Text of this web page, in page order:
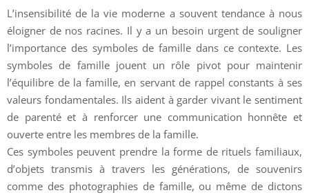
L’insensibilité de la vie moderne a souvent tendance à nous
éloigner de nos racines. Il y a un besoin urgent de souligner
l’importance des symboles de famille dans ce contexte. Les
symboles de famille jouent un rôle pivot pour maintenir
l’équilibre de la famille, en servant de rappel constants à ses
valeurs fondamentales. Ils aident à garder vivant le sentiment
de parenté et à renforcer une communication honnête et
ouverte entre les membres de la famille.
Ces symboles peuvent prendre la forme de rituels familiaux,
d’objets transmis à travers les générations, de souvenirs
comme des photographies de famille, ou même de dictons